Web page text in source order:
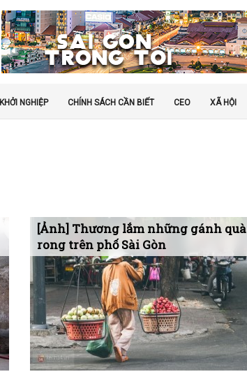
KHỞI NGHIỆP CHÍNH SÁCH CẦN BIẾT CEO XÃ HỘI
[Ảnh] Thương lắm những gánh quà
rong trên phố Sài Gòn